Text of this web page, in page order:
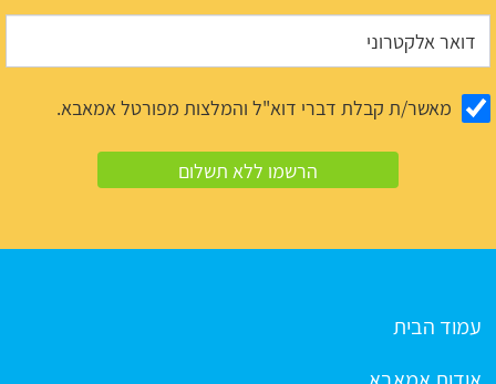
מאשר/ת קבלת דברי דוא"ל והמלצות מפורטל אמאבא.
עמוד הבית